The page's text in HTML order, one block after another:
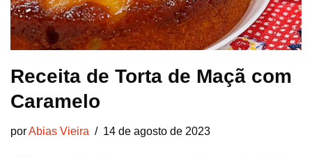
Receita de Torta de Maçã com
Caramelo
porAbias Vieira 14 de agosto de 2023